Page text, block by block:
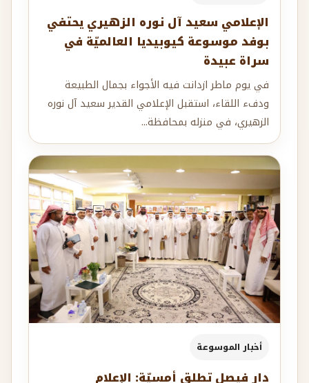
الإعلامي سعيد آل نوره الزهيري يحتفي
بوفد موسوعة كيوبيديا العالميّة في
سراة عبيدة
في يوم ماطر ازدانت فيه الأجواء بجمال الطبيعة
ودفء اللقاء، استقبل الإعلامي القدير سعيد آل نوره
الزهيري، في منزله بمحافظة...
أخبار الموسوعة
دار فيصل تطلق أمسيّة: الإعلام